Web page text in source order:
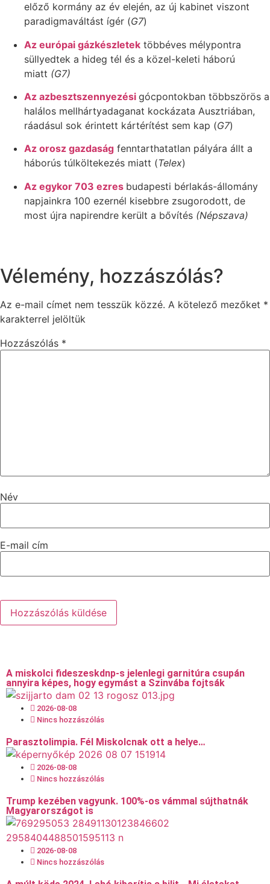
előző kormány az év elején, az új kabinet viszont
paradigmaváltást ígér (G7)
Az európai gázkészletek többéves mélypontra
süllyedtek a hideg tél és a közel-keleti háború
miatt (G7)
Az azbesztszennyezési gócpontokban többszörös a
halálos mellhártyadaganat kockázata Ausztriában,
ráadásul sok érintett kártérítést sem kap (G7)
Az orosz gazdaság fenntarthatatlan pályára állt a
háborús túlköltekezés miatt (Telex)
Az egykor 703 ezres budapesti bérlakás-állomány
napjainkra 100 ezernél kisebbre zsugorodott, de
most újra napirendre került a bővítés (Népszava)
Vélemény, hozzászólás?
Az e-mail címet nem tesszük közzé. A kötelező mezőket *
karakterrel jelöltük
Hozzászólás *
Név
E-mail cím
A miskolci fideszeskdnp-s jelenlegi garnitúra csupán
annyira képes, hogy egymást a Szinvába fojtsák
2026-08-08
Nincs hozzászólás
Parasztolimpia. Fél Miskolcnak ott a helye…
2026-08-08
Nincs hozzászólás
Trump kezében vagyunk. 100%-os vámmal sújthatnák
Magyarországot is
2026-08-08
Nincs hozzászólás